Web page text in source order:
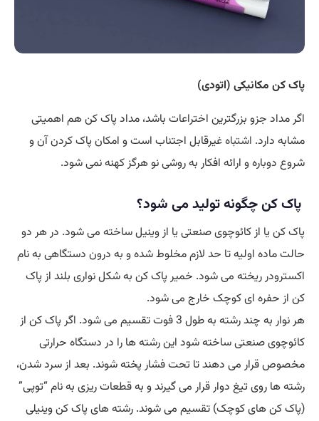
پاک کن مکانیکی (اتودی)
اگر مداد جزو بزرگترین اختراعات باشد، مداد پاک کن هم اهمیتی
مشابه دارد. اشتباهغیرقابل اجتناب است و امکان پاک کردن آن و
شروع دوباره و ارائه افکار به روشی نو هرگز کهنه نمی شود.
پاک کن چگونه تولید می شود؟
پاک کن یا از کائوچوی صنعتی یا از وینیل ساخته می شود. در هر دو
حالت ماده اولیه تا حد لازم مخلوط شده و به درون دستگاهی به نام
اکسترودر ریخته می شود. خمیر پاک کن به شکل نواری بلند از پاک
کن از حفره ای کوچک خارج می شود.
هر نوار به چند رشته به طول 3 فوت تقسیم می شود. اگر پاک کن از
کائوچوی صنعتی ساخته شود این رشته ها را در دستگاه حرارتی
مخصوص قرار می دهند تا تحت فشار پخته شوند. بعد از سرد شدن،
رشته ها روی تیغ دوار قرار می گیرند و به قطعات ریزی به نام “توپی”
(پاک کن های کوچک) تقسیم می شوند. رشته های پاک کن وینیلی